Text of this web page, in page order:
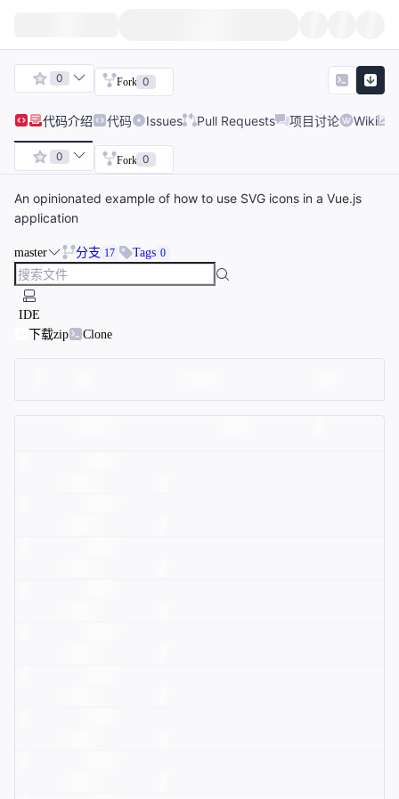
0 Fork 0
代码介绍 代码 Issues Pull Requests 项目讨论 Wiki
0 Fork 0
An opinionated example of how to use SVG icons in a Vue.js
application
master 分支 17 Tags 0
IDE
下载zip
Clone